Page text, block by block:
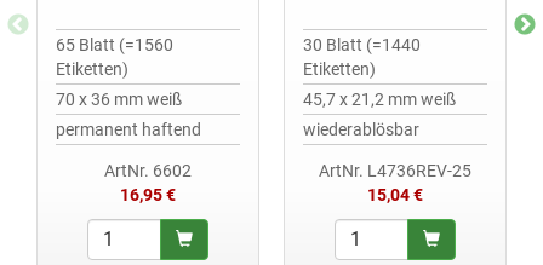
65 Blatt (=1560
Etiketten)
70 x 36 mm weiß
permanent haftend
ArtNr. 6602
16,95 €
30 Blatt (=1440
Etiketten)
45,7 x 21,2 mm weiß
wiederablösbar
ArtNr. L4736REV-25
15,04 €